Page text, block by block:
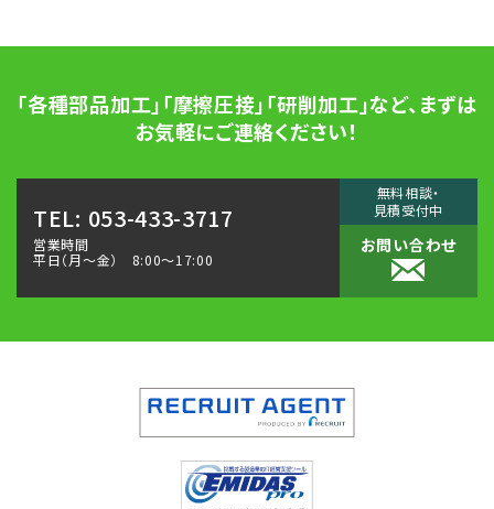
「各種部品加工」「摩擦圧接」「研削加工」など、 まずは
お気軽にご連絡ください！
TEL: 053-433-3717
営業時間
平日（月〜金） 8:00～17:00
無料相談・
見積受付中
お問い合わせ